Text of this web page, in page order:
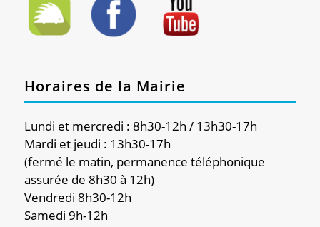
Horaires de la Mairie
Lundi et mercredi : 8h30-12h / 13h30-17h
Mardi et jeudi : 13h30-17h
(fermé le matin, permanence téléphonique
assurée de 8h30 à 12h)
Vendredi 8h30-12h
Samedi 9h-12h